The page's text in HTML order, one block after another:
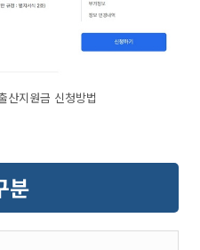
산지원금 신청방법
분